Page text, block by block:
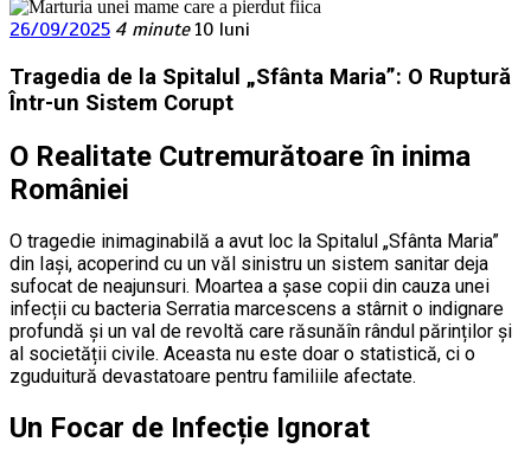
26/09/2025 4 minute 10 luni
Tragedia de la Spitalul „Sfânta Maria”: O Ruptură
Într-un Sistem Corupt
O Realitate Cutremurătoare în inima
României
O tragedie inimaginabilă a avut loc la Spitalul „Sfânta Maria”
din Iași, acoperind cu un văl sinistru un sistem sanitar deja
sufocat de neajunsuri. Moartea a șase copii din cauza unei
infecții cu bacteria Serratia marcescens a stârnit o indignare
profundă și un val de revoltă care răsunăîn rândul părinților și
al societății civile. Aceasta nu este doar o statistică, ci o
zguduitură devastatoare pentru familiile afectate.
Un Focar de Infecție Ignorat